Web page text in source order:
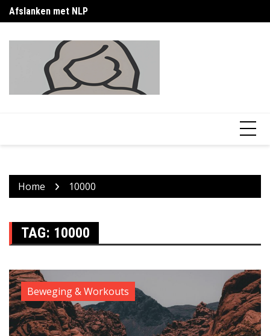
Skip
to
Afslanken met NLP
Home 10000
TAG: 10000
Beweging & Workouts